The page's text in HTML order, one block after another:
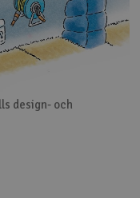
design- och